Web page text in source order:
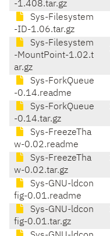
-1.408.tar.gz
Sys-Filesystem
-ID-1.06.tar.gz
Sys-Filesystem
-MountPoint-1.02.t
ar.gz
Sys-ForkQueue
-0.14.readme
Sys-ForkQueue
-0.14.tar.gz
Sys-FreezeTha
w-0.02.readme
Sys-FreezeTha
w-0.02.tar.gz
Sys-GNU-ldcon
fig-0.01.readme
Sys-GNU-ldcon
fig-0.01.tar.gz